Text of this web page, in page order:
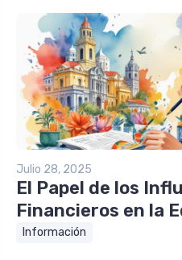
Julio 28, 2025
El Papel de los
Financieros en la
Información